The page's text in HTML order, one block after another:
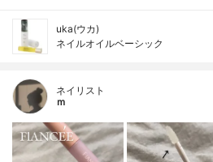
uka(ウカ)
ネイルオイルベーシック
ネイリスト
ｍ